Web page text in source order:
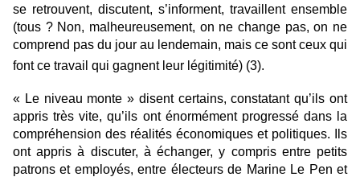
se retrouvent, discutent, s’informent, travaillent ensemble
(tous ? Non, malheureusement, on ne change pas, on ne
comprend pas du jour au lendemain, mais ce sont ceux qui
font ce travail qui gagnent leur légitimité) (3).
« Le niveau monte » disent certains, constatant qu’ils ont
appris très vite, qu’ils ont énormément progressé dans la
compréhension des réalités économiques et politiques. Ils
ont appris à discuter, à échanger, y compris entre petits
patrons et employés, entre électeurs de Marine Le Pen et